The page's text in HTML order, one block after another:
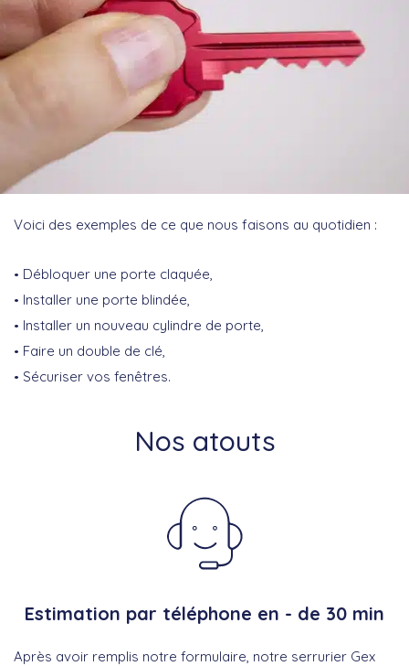
Voici des exemples de ce que nous faisons au quotidien :
Débloquer une porte claquée,
Installer une porte blindée,
Installer un nouveau cylindre de porte,
Faire un double de clé,
Sécuriser vos fenêtres.
Nos atouts
Estimation par téléphone en - de 30 min
Après avoir remplis notre formulaire, notre serrurier Gex